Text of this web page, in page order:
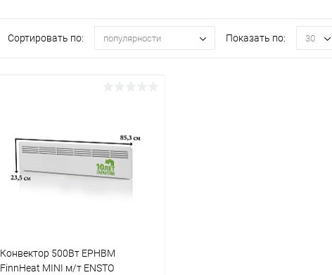
Сортировать по: популярности Показать по: 30
Конвектор 500Вт EPHBM
FinnHeat MINI м/т ENSTO